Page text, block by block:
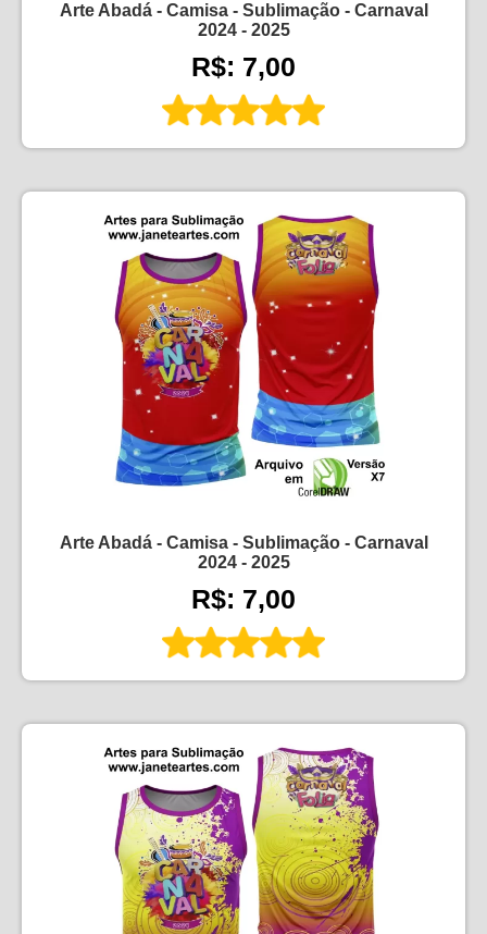
Arte Abadá - Camisa - Sublimação - Carnaval
2024 - 2025
R$: 7,00
Arte Abadá - Camisa - Sublimação - Carnaval
2024 - 2025
R$: 7,00